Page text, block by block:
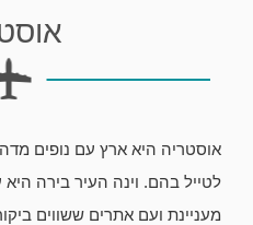
אוסטריה היא ארץ עם נופים
לטייל בהם. וינה העיר בירה
מעניינת ועם אתרים ששווים